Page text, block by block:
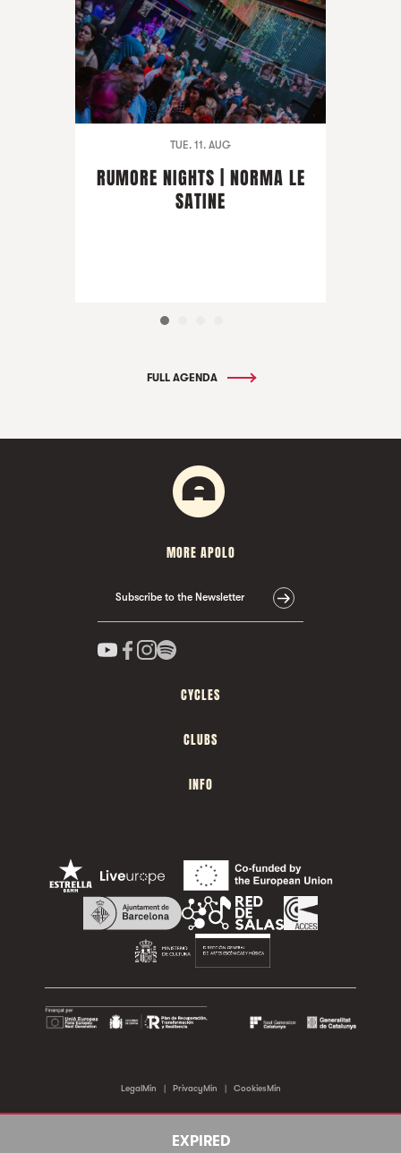
TUE. 11. AUG
RUMORE NIGHTS | NORMA LE
SATINE
FULL AGENDA
EXPIRED
MORE APOLO
Subscribe to the Newsletter
CYCLES
CLUBS
INFO
LegalMin | PrivacyMin | CookiesMin
©2026 Sala Apolo. All rights reserved.